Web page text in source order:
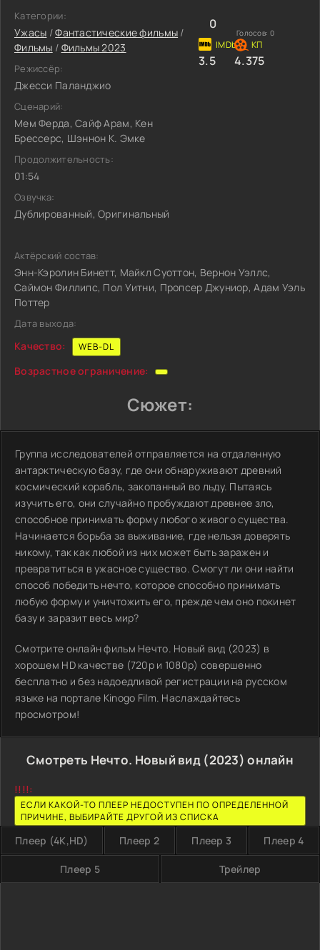
Категории:
Ужасы /Фантастические фильмы /
Фильмы / Фильмы 2023
Режиссёр:
Джесси Паланджио
Сценарий:
Мем Ферда, Сайф Арам, Кен
Брессерс, Шэннон К. Эмке
Продолжительность:
01:54
Озвучка:
Дублированный, Оригинальный
0
Голосов: 0
3.5 4.375
Актёрский состав:
Энн-Кэролин Бинетт, Майкл Суоттон, Вернон Уэллс,
Саймон Филлипс, Пол Уитни, Пропсер Джуниор, Адам Уэль
Поттер
Дата выхода:
Качество: WEB-DL
Возрастное ограничение:
Сюжет:
Группа исследователей отправляется на отдаленную
антарктическую базу, где они обнаруживают древний
космический корабль, закопанный во льду. Пытаясь
изучить его, они случайно пробуждают древнее зло,
способное принимать форму любого живого существа.
Начинается борьба за выживание, где нельзя доверять
никому, так как любой из них может быть заражен и
превратиться в ужасное существо. Смогут ли они найти
способ победить нечто, которое способно принимать
любую форму и уничтожить его, прежде чем оно покинет
базу и заразит весь мир?
Смотрите онлайн фильм Нечто. Новый вид (2023) в
хорошем HD качестве (720p и 1080p) совершенно
бесплатно и без надоедливой регистрации на русском
языке на портале Kinogo Film. Наслаждайтесь
просмотром!
Смотреть Нечто. Новый вид (2023) онлайн
!!!!:
ЕСЛИ КАКОЙ-ТО ПЛЕЕР НЕДОСТУПЕН ПО ОПРЕДЕЛЕННОЙ
ПРИЧИНЕ, ВЫБИРАЙТЕ ДРУГОЙ ИЗ СПИСКА
Плеер (4K,HD) Плеер 2 Плеер 3 Плеер 4
Плеер 5 Трейлер